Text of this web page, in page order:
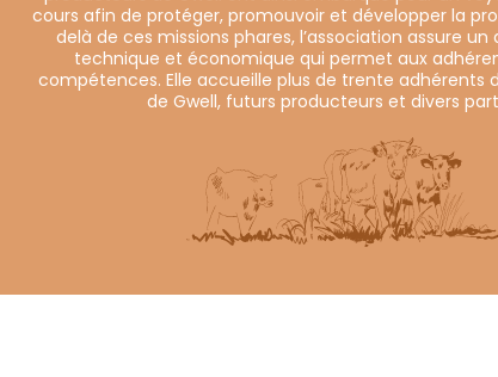
cours afin de protéger, promouvoir et développer la
delà de ces missions phares, l’association assure
technique et économique qui permet aux
compétences. Elle accueille plus de trente adhérents
de Gwell, futurs producteurs et divers